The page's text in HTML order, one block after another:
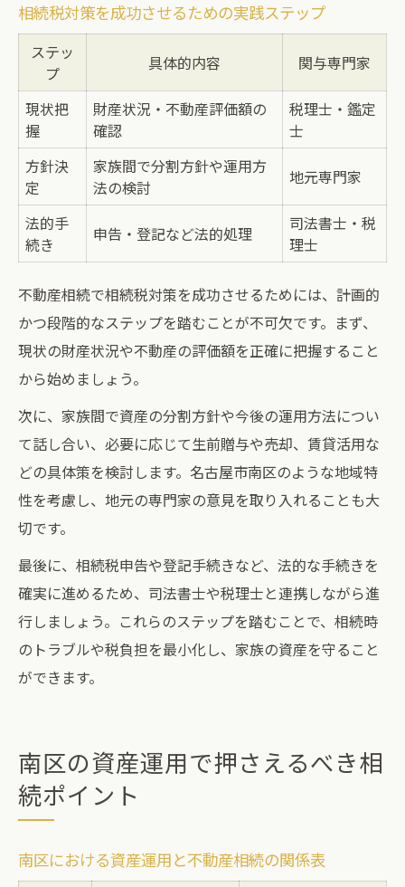
相続税対策を成功させるための実践ステップ
ステッ
プ
具体的内容 関与専門家
現状把
握
財産状況・不動産評価額の
確認
税理士・鑑定
士
方針決
定
家族間で分割方針や運用方
法の検討
地元専門家
法的手
続き
申告・登記など法的処理
司法書士・税
理士
不動産相続で相続税対策を成功させるためには、計画的
かつ段階的なステップを踏むことが不可欠です。まず、
現状の財産状況や不動産の評価額を正確に把握すること
から始めましょう。
次に、家族間で資産の分割方針や今後の運用方法につい
て話し合い、必要に応じて生前贈与や売却、賃貸活用な
どの具体策を検討します。名古屋市南区のような地域特
性を考慮し、地元の専門家の意見を取り入れることも大
切です。
最後に、相続税申告や登記手続きなど、法的な手続きを
確実に進めるため、司法書士や税理士と連携しながら進
行しましょう。これらのステップを踏むことで、相続時
のトラブルや税負担を最小化し、家族の資産を守ること
ができます。
南区の資産運用で押さえるべき相
続ポイント
南区における資産運用と不動産相続の関係表